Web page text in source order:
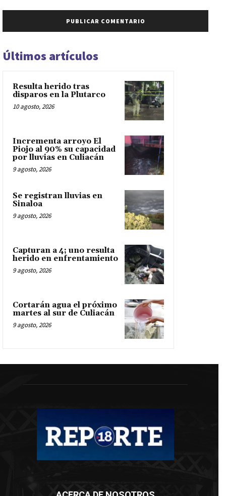
Últimos artículos
Resulta herido tras
disparos en la Plutarco
10 agosto, 2026
Incrementa arroyo El
Piojo al 90% su capacidad
por lluvias en Culiacán
9 agosto, 2026
Se registran lluvias en
Sinaloa
9 agosto, 2026
Capturan a 4; uno resulta
herido en enfrentamiento
9 agosto, 2026
Cortarán agua el próximo
martes al sur de Culiacán
9 agosto, 2026